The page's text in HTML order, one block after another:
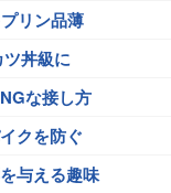
リン品薄
丼級に
な接し方
クを防ぐ
与える趣味